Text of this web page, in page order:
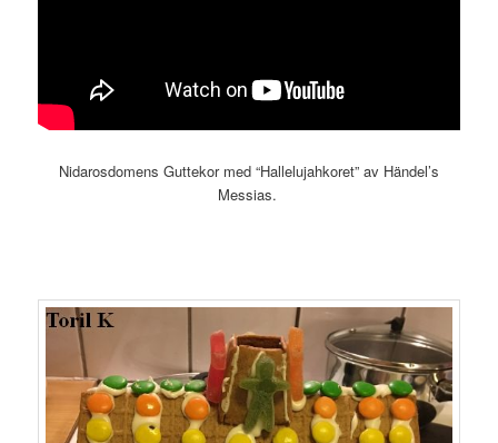
Nidarosdomens Guttekor med “Hallelujahkoret” av Händel’s
Messias.